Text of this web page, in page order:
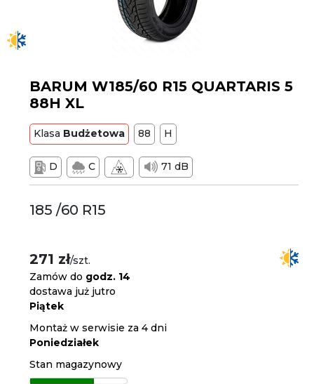
BARUM W185/60 R15 QUARTARIS 5
88H XL
Klasa Budżetowa 88 H
D C 71 dB
185 /60 R15
271 zł/szt.
Zamów do godz. 14
dostawa już jutro
Piątek
Montaż w serwisie za 4 dni
Poniedziałek
Stan magazynowy